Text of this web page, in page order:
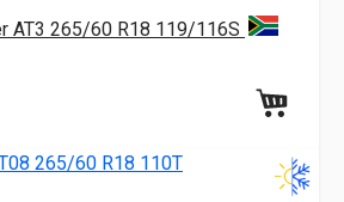
AT3 265/60 R18 119/116S